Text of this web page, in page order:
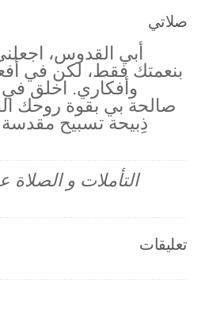
صلاتي
أبي القدوس،
بنعمتك فقط، لكن في
وأفكاري. اخلق في
صالحة بي بقوة روحك
ذِبيحة تسبيح
التأملات و الصلاة
تعليقات